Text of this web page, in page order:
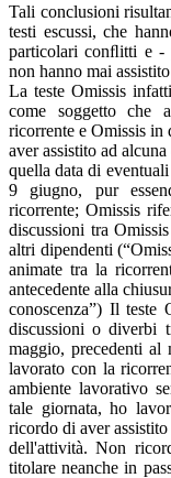
Tali conclusioni
testi escussi, che
particolari conﬂitti e -
non hanno mai
La teste Omissis
come soggetto che
ricorrente e Omissis in
aver assistito ad
quella data di
9 giugno, pur
ricorrente; Omissis
discussioni tra
altri dipendenti
animate tra la
antecedente alla
conoscenza”) Il teste
discussioni o diverbi
maggio, precedenti al
lavorato con la
ambiente lavorativo
tale giornata, ho
ricordo di aver
dell'attività. Non
titolare neanche in